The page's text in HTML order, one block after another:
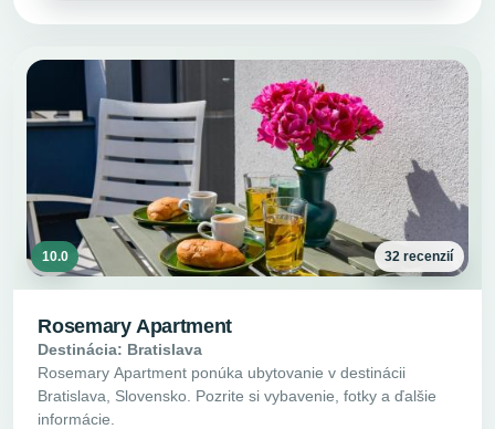
10.0 32 recenzií
Rosemary Apartment
Destinácia: Bratislava
Rosemary Apartment ponúka ubytovanie v destinácii
Bratislava, Slovensko. Pozrite si vybavenie, fotky a ďalšie
informácie.